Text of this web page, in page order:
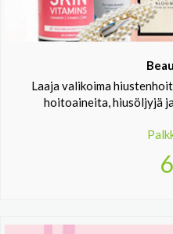
Laaja valikoima
hoitoaineita, hiusöljyjä